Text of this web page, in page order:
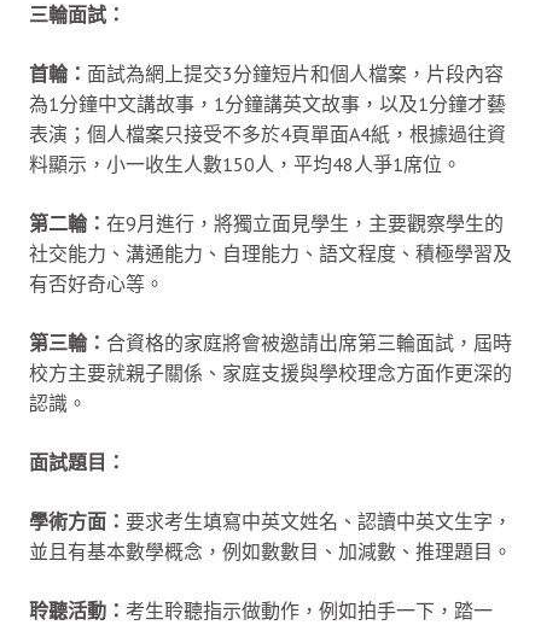
三輪面試：
首輪： 面試為網上提交3分鐘短片和個人檔案，片段內容
為1分鐘中文講故事，1分鐘講英文故事，以及1分鐘才藝
表演；個人檔案只接受不多於4頁單面A4紙，根據過往資
料顯示，小一收生人數150人，平均48人爭1席位。
第二輪： 在9月進行，將獨立面見學生，主要觀察學生的
社交能力、溝通能力、自理能力、語文程度、積極學習及
有否好奇心等。
第三輪： 合資格的家庭將會被邀請出席第三輪面試，屆時
校方主要就親子關係、家庭支援與學校理念方面作更深的
認識。
面試題目：
學術方面： 要求考生填寫中英文姓名、認讀中英文生字，
並且有基本數學概念，例如數數目、加減數、推理題目。
聆聽活動： 考生聆聽指示做動作，例如拍手一下，踏一